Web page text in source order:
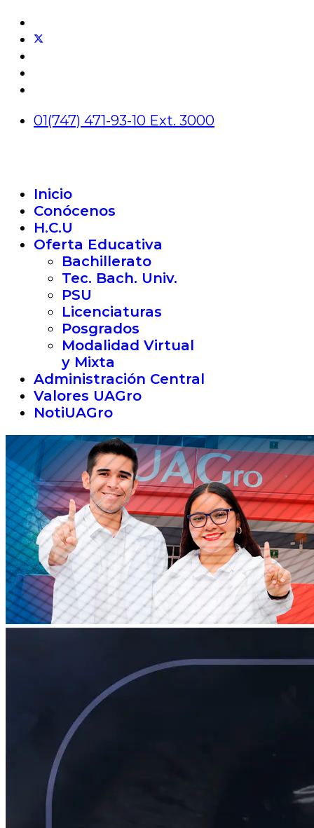
01(747) 471-93-10 Ext. 3000
Inicio
Conócenos
H.C.U
Oferta Educativa
Bachillerato
Tec. Bach. Univ.
PSU
Licenciaturas
Posgrados
Modalidad Virtual
y Mixta
Administración Central
Valores UAGro
NotiUAGro